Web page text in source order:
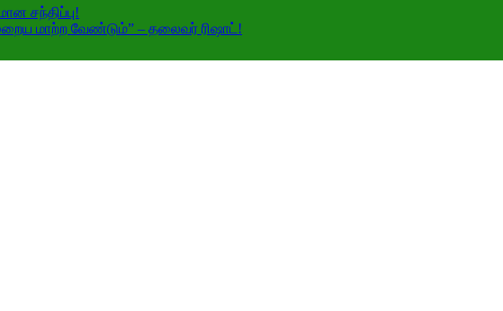
சந்திப்பு!
மாற்ற வேண்டும்” – தலைவர் ரிஷாட்!